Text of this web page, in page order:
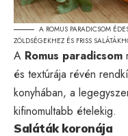
A ROMUS PARADICSOM
ZÖLDSÉGEKHEZ ÉS FRISS
A Romus paradicsom
és textúrája révén
konyhában, a
kifinomultabb ételekig.
Saláták koronája